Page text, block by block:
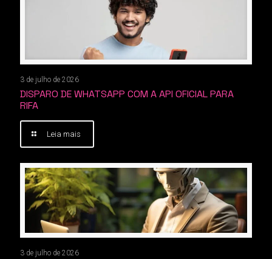
3 de julho de 2026
DISPARO DE WHATSAPP COM A API OFICIAL PARA
RIFA
Leia mais
3 de julho de 2026